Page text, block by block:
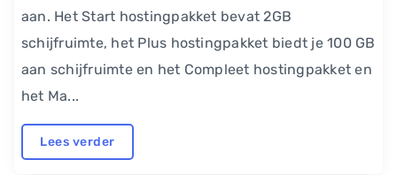
aan. Het Start hostingpakket bevat 2GB
schijfruimte, het Plus hostingpakket biedt je 100 GB
aan schijfruimte en het Compleet hostingpakket en
het Ma...
Lees verder